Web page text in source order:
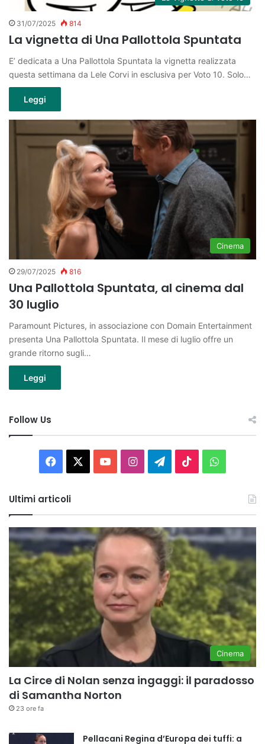
31/07/2025 814
La vignetta di Una Pallottola Spuntata
E’ dedicata a Una Pallottola Spuntata la vignetta realizzata
questa settimana da Lele Corvi in esclusiva per Voto 10. Solo…
Leggi
Cinema
29/07/2025 816
Una Pallottola Spuntata, al cinema dal
30 luglio
Paramount Pictures, in associazione con Domain Entertainment
presenta Una Pallottola Spuntata. Il mese di luglio offre un
grande ritorno sugli…
Leggi
Follow Us
Facebook You InstagramTelegram
TikTok
Ultimi articoli
Cinema
La Circe di Nolan senza ingaggi: il paradosso
di Samantha Norton
23 ore fa
Pellacani Regina d’Europa dei tuffi: a